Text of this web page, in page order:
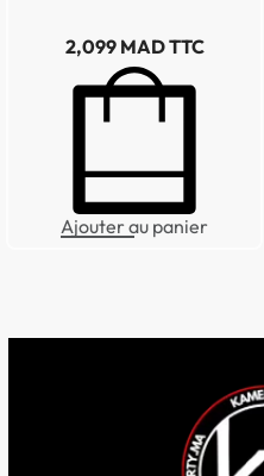
2,099 MAD TTC
Ajouter au panier